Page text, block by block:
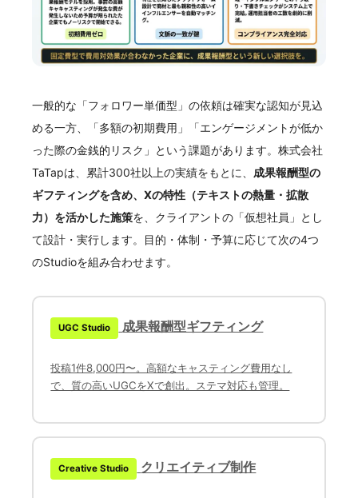
一般的な「フォロワー単価型」の依頼は確実な認知が見込
める一方、「多額の初期費用」「エンゲージメントが低か
った際の金銭的リスク」という課題があります。株式会社
TaTapは、累計300社以上の実績をもとに、 成果報酬型の
ギフティングを含め、Xの特性（テキストの熱量・拡散
力）を活かした施策を、クライアントの「仮想社員」とし
て設計・実行します。目的・体制・予算に応じて次の4つ
のStudioを組み合わせます。
UGC Studio 成果報酬型ギフティング
投稿1件8,000円〜。高額なキャスティング費用なし
で、質の高いUGCをXで創出。ステマ対応も管理。
Creative Studio クリエイティブ制作